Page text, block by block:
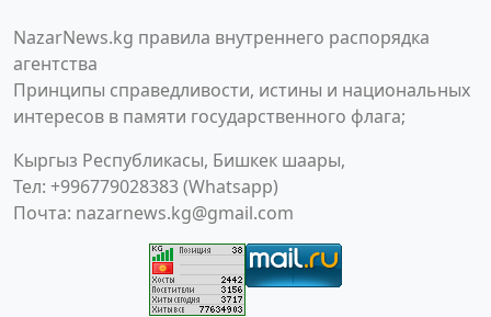
NazarNews.kg правила внутреннего распорядка
агентства
Принципы справедливости, истины и национальных
интересов в памяти государственного флага;
Кыргыз Республикасы, Бишкек шаары,
Тел: +996779028383 (Whatsapp)
Почта: nazarnews.kg@gmail.com